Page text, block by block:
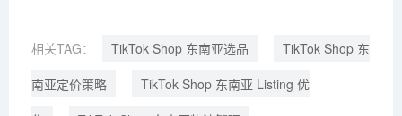
相关TAG： TikTok Shop 东南亚选品
TikTok Shop 东
南亚定价策略
TikTok Shop 东南亚 Listing 优